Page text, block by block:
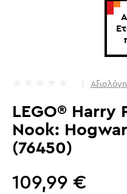
LEGO® Harry
Nook:
(76450)
109,99 €